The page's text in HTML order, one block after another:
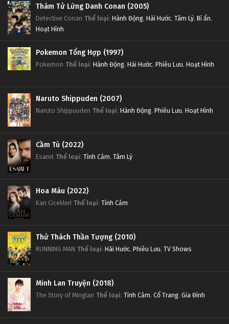
Thám Tử Lừng Danh Conan (2005)
Detective Conan Thể loại: Hành Động, Hài Hước, Tâm Lý, Bí ẩn,
Hoạt Hình
Pokemon Tổng Hợp (1997)
Pokemon Thể loại: Hành Động, Hài Hước, Phiêu Lưu, Hoạt Hình
Naruto Shippuden (2007)
Naruto Shippuuden Thể loại: Hành Động, Phiêu Lưu, Hoạt Hình
Cầm Tù (2022)
Esaret Thể loại: Tình Cảm, Tâm Lý
Hoa Máu (2022)
Kan Cicekleri Thể loại: Tình Cảm
Thử Thách Thần Tượng (2010)
RUNNING MAN Thể loại: Hài Hước, Phiêu Lưu, TV Shows
Minh Lan Truyện (2018)
The Story of Minglan Thể loại: Tình Cảm, Cổ Trang, Gia Đình